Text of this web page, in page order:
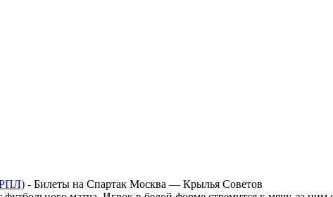
- Билеты на Спартак Москва — Крылья Советов